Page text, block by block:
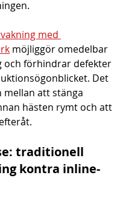
med
möjliggör omedelbar
och förhindrar defekter
Det
mellan att stänga
hästen rymt och att
traditionell
kontra inline-